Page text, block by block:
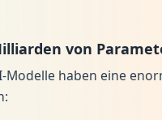
von
Modelle haben eine